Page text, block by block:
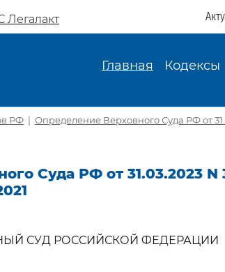
Легалакт
Главная Кодексы
РФ | Определение Верховного Суда РФ от
Суда РФ от 31.03.2023 N
СУД РОССИЙСКОЙ ФЕДЕРАЦИИ